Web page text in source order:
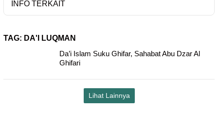
INFO TERKAIT
TAG: DA'I LUQMAN
Da’i Islam Suku Ghifar, Sahabat Abu Dzar Al
Ghifari
Lihat Lainnya